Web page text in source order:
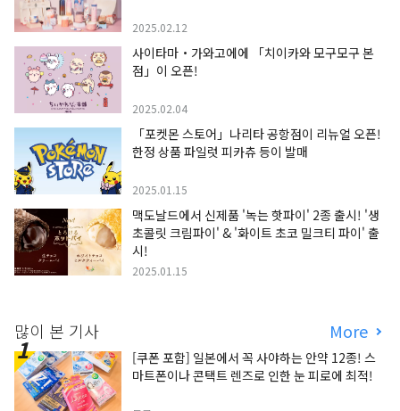
2025.02.12
사이타마・가와고에에 「치이카와 모구모구 본
점」이 오픈!
2025.02.04
「포켓몬 스토어」나리타 공항점이 리뉴얼 오픈!
한정 상품 파일럿 피카츄 등이 발매
2025.01.15
맥도날드에서 신제품 '녹는 핫파이' 2종 출시! '생
초콜릿 크림파이' & '화이트 초코 밀크티 파이' 출
시!
2025.01.15
많이 본 기사 More
[쿠폰 포함] 일본에서 꼭 사야하는 안약 12종! 스
마트폰이나 콘택트 렌즈로 인한 눈 피로에 최적!